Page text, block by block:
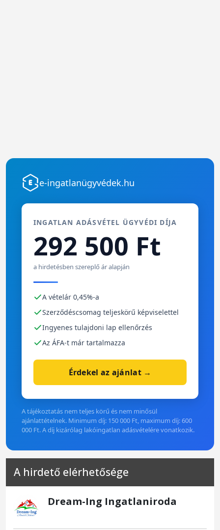
e-ingatlanügyvédek.hu
INGATLAN ADÁSVÉTEL ÜGYVÉDI DÍJA
292 500 Ft
a hirdetésben szereplő ár alapján
A vételár 0,45%-a
Szerződéscsomag teljeskörű képviselettel
Ingyenes tulajdoni lap ellenőrzés
Az ÁFA-t már tartalmazza
Érdekel az ajánlat →
A tájékoztatás nem teljes körű és nem minősül
ajánlattételnek. Minimum díj: 150 000 Ft, maximum díj: 600
000 Ft. A díj kizárólag lakóingatlan adásvételére vonatkozik.
A hirdető elérhetősége
Dream-Ing Ingatlaniroda